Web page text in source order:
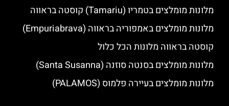
מלונות מומלצים בטמריו (Tamariu) קוסטה בראווה
מלונות מומלצים באמפוריה בראווה (Empuriabrava)
קוסטה בראווה מלונות הכל כלול
מלונות מומלצים בסנטה סוזנה (Santa Susanna)
מלונות מומלצים בעיירה פלמוס (PALAMOS)